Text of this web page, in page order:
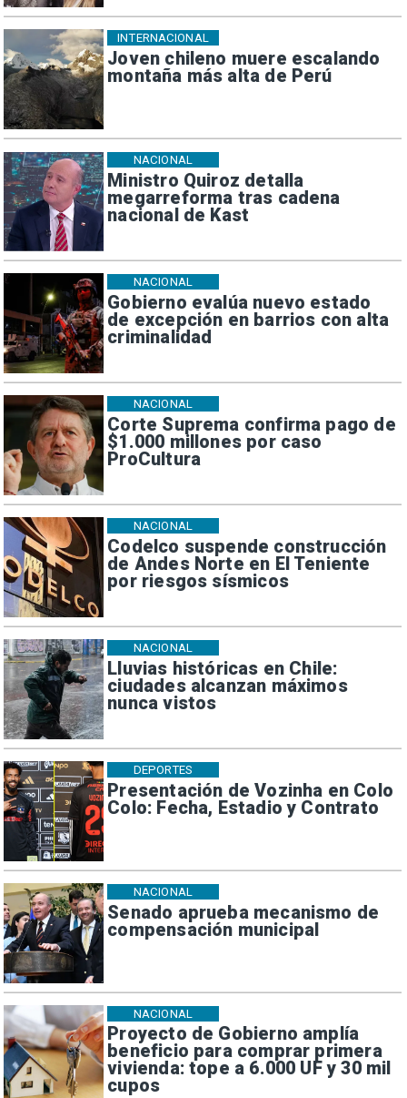
Joven chileno muere escalando
montaña más alta de Perú
INTERNACIONAL
Ministro Quiroz detalla
megarreforma tras cadena
nacional de Kast
NACIONAL
Gobierno evalúa nuevo estado
de excepción en barrios con alta
criminalidad
NACIONAL
Corte Suprema confirma pago de
$1.000 millones por caso
ProCultura
NACIONAL
Codelco suspende construcción
de Andes Norte en El Teniente
por riesgos sísmicos
NACIONAL
Lluvias históricas en Chile:
ciudades alcanzan máximos
nunca vistos
NACIONAL
Presentación de Vozinha en Colo
Colo: Fecha, Estadio y Contrato
DEPORTES
Senado aprueba mecanismo de
compensación municipal
NACIONAL
Proyecto de Gobierno amplía
beneficio para comprar primera
vivienda: tope a 6.000 UF y 30 mil
cupos
NACIONAL